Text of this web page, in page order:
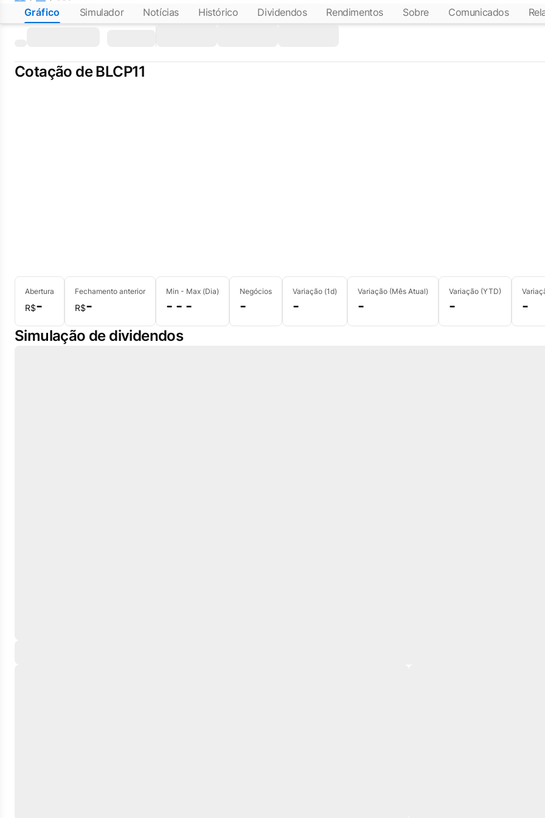
Gráfico Simulador Notícias Histórico Dividendos Rendimentos Sobre Comunicados
Cotação de BLCP11
Abertura
R$-
Fechamento anterior
R$-
Min - Max (Dia)
- - -
Negócios
-
Variação (1d)
-
Variação (Mês Atual)
-
Variação (YTD)
-
-
Simulação de dividendos